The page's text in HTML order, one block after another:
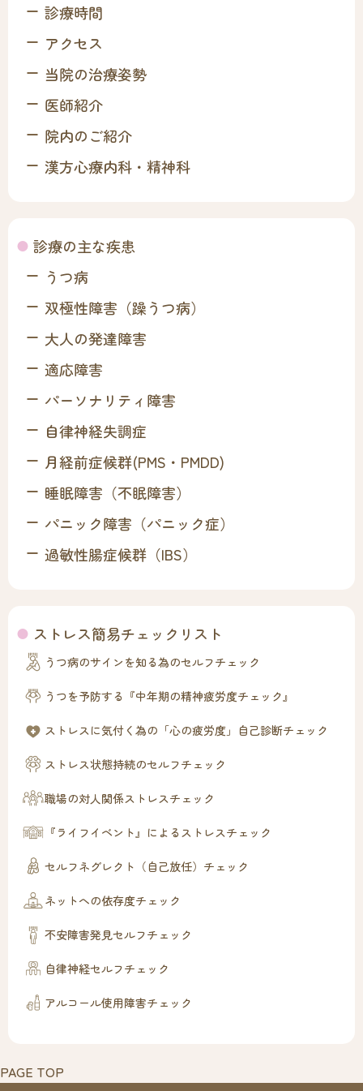
診療時間
アクセス
当院の治療姿勢
医師紹介
院内のご紹介
漢方心療内科・精神科
診療の主な疾患
うつ病
双極性障害（躁うつ病）
大人の発達障害
適応障害
パーソナリティ障害
自律神経失調症
月経前症候群(PMS・PMDD)
睡眠障害（不眠障害）
パニック障害（パニック症）
過敏性腸症候群（IBS）
ストレス簡易チェックリスト
うつ病のサインを知る為のセルフチェック
うつを予防する『中年期の精神疲労度チェック』
ストレスに気付く為の「心の疲労度」自己診断チェック
ストレス状態持続のセルフチェック
職場の対人関係ストレスチェック
『ライフイベント』によるストレスチェック
セルフネグレクト（自己放任）チェック
ネットへの依存度チェック
不安障害発見セルフチェック
自律神経セルフチェック
アルコール使用障害チェック
PAGE TOP